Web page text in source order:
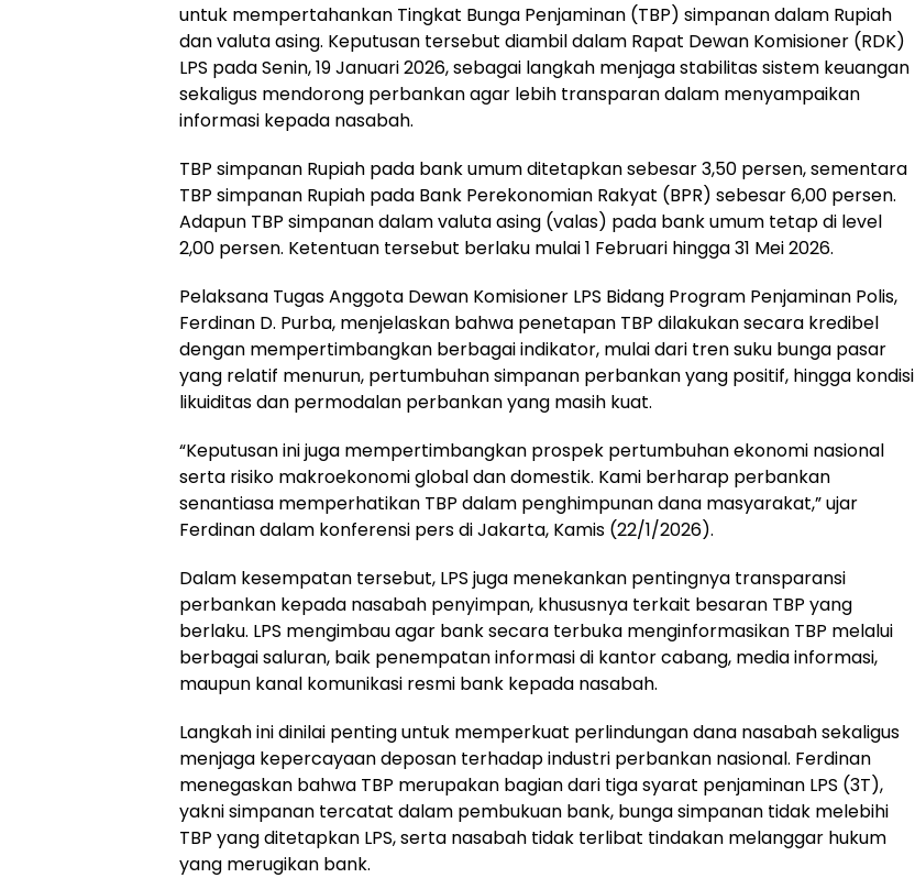
untuk mempertahankan Tingkat Bunga Penjaminan (TBP) simpanan dalam Rupiah
dan valuta asing. Keputusan tersebut diambil dalam Rapat Dewan Komisioner (RDK)
LPS pada Senin, 19 Januari 2026, sebagai langkah menjaga stabilitas sistem keuangan
sekaligus mendorong perbankan agar lebih transparan dalam menyampaikan
informasi kepada nasabah.
TBP simpanan Rupiah pada bank umum ditetapkan sebesar 3,50 persen, sementara
TBP simpanan Rupiah pada Bank Perekonomian Rakyat (BPR) sebesar 6,00 persen.
Adapun TBP simpanan dalam valuta asing (valas) pada bank umum tetap di level
2,00 persen. Ketentuan tersebut berlaku mulai 1 Februari hingga 31 Mei 2026.
Pelaksana Tugas Anggota Dewan Komisioner LPS Bidang Program Penjaminan Polis,
Ferdinan D. Purba, menjelaskan bahwa penetapan TBP dilakukan secara kredibel
dengan mempertimbangkan berbagai indikator, mulai dari tren suku bunga pasar
yang relatif menurun, pertumbuhan simpanan perbankan yang positif, hingga kondisi
likuiditas dan permodalan perbankan yang masih kuat.
“Keputusan ini juga mempertimbangkan prospek pertumbuhan ekonomi nasional
serta risiko makroekonomi global dan domestik. Kami berharap perbankan
senantiasa memperhatikan TBP dalam penghimpunan dana masyarakat,” ujar
Ferdinan dalam konferensi pers di Jakarta, Kamis (22/1/2026).
Dalam kesempatan tersebut, LPS juga menekankan pentingnya transparansi
perbankan kepada nasabah penyimpan, khususnya terkait besaran TBP yang
berlaku. LPS mengimbau agar bank secara terbuka menginformasikan TBP melalui
berbagai saluran, baik penempatan informasi di kantor cabang, media informasi,
maupun kanal komunikasi resmi bank kepada nasabah.
Langkah ini dinilai penting untuk memperkuat perlindungan dana nasabah sekaligus
menjaga kepercayaan deposan terhadap industri perbankan nasional. Ferdinan
menegaskan bahwa TBP merupakan bagian dari tiga syarat penjaminan LPS (3T),
yakni simpanan tercatat dalam pembukuan bank, bunga simpanan tidak melebihi
TBP yang ditetapkan LPS, serta nasabah tidak terlibat tindakan melanggar hukum
yang merugikan bank.